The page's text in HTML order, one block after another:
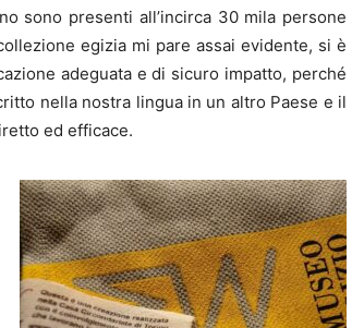
sono presenti all’incirca 30 mila persone
egizia mi pare assai evidente, si è
adeguata e di sicuro impatto, perché
nella nostra lingua in un altro Paese e il
ed efficace.